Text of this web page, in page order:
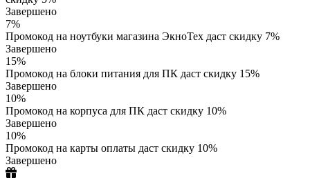
Завершено
7%
Промокод на ноутбуки магазина ЭкноТех даст скидку 7%
Завершено
15%
Промокод на блоки питания для ПК даст скидку 15%
Завершено
10%
Промокод на корпуса для ПК даст скидку 10%
Завершено
10%
Промокод на карты оплаты даст скидку 10%
Завершено